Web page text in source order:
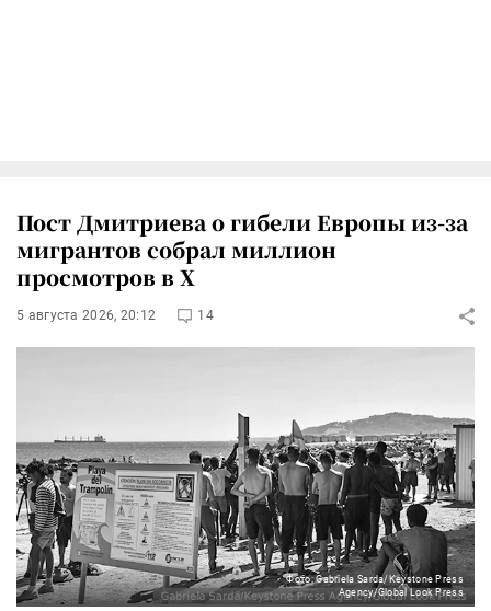
Пост Дмитриева о гибели Европы из-за
мигрантов собрал миллион
просмотров в X
5 августа 2026, 20:12 14
Фото: Gabriela Sarda/Keystone Press
Agency/Global Look Press